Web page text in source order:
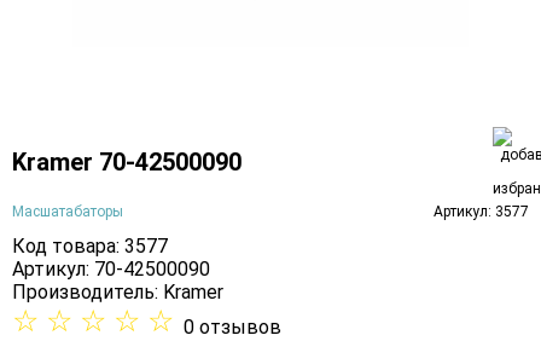
Kramer 70-42500090
Масшатабаторы Артикул: 3577
Код товара: 3577
Артикул: 70-42500090
Производитель: Kramer
☆ ☆ ☆ ☆ ☆ 0 отзывов